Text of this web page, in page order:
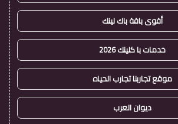
أقوى باقة باك لينك
خدمات با كلينك 2026
موقع تجاربنا تجارب الحياه
ديوان العرب